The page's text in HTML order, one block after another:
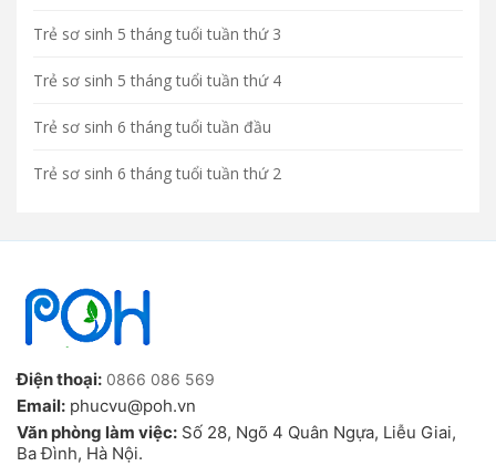
Trẻ sơ sinh 5 tháng tuổi tuần thứ 3
Trẻ sơ sinh 5 tháng tuổi tuần thứ 4
Trẻ sơ sinh 6 tháng tuổi tuần đầu
Trẻ sơ sinh 6 tháng tuổi tuần thứ 2
Điện thoại: 0866 086 569
Email: phucvu@poh.vn
Văn phòng làm việc: Số 28, Ngõ 4 Quân Ngựa, Liễu Giai,
Ba Đình, Hà Nội.